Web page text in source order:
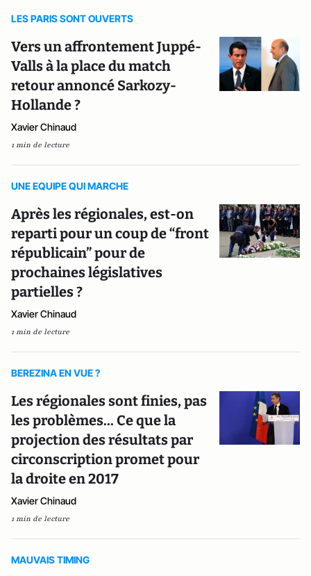
LES PARIS SONT OUVERTS
Vers un affrontement Juppé-
Valls à la place du match
retour annoncé Sarkozy-
Hollande ?
Xavier Chinaud
1 min de lecture
UNE EQUIPE QUI MARCHE
Après les régionales, est-on
reparti pour un coup de “front
républicain” pour de
prochaines législatives
partielles ?
Xavier Chinaud
1 min de lecture
BEREZINA EN VUE ?
Les régionales sont finies, pas
les problèmes... Ce que la
projection des résultats par
circonscription promet pour
la droite en 2017
Xavier Chinaud
1 min de lecture
MAUVAIS TIMING